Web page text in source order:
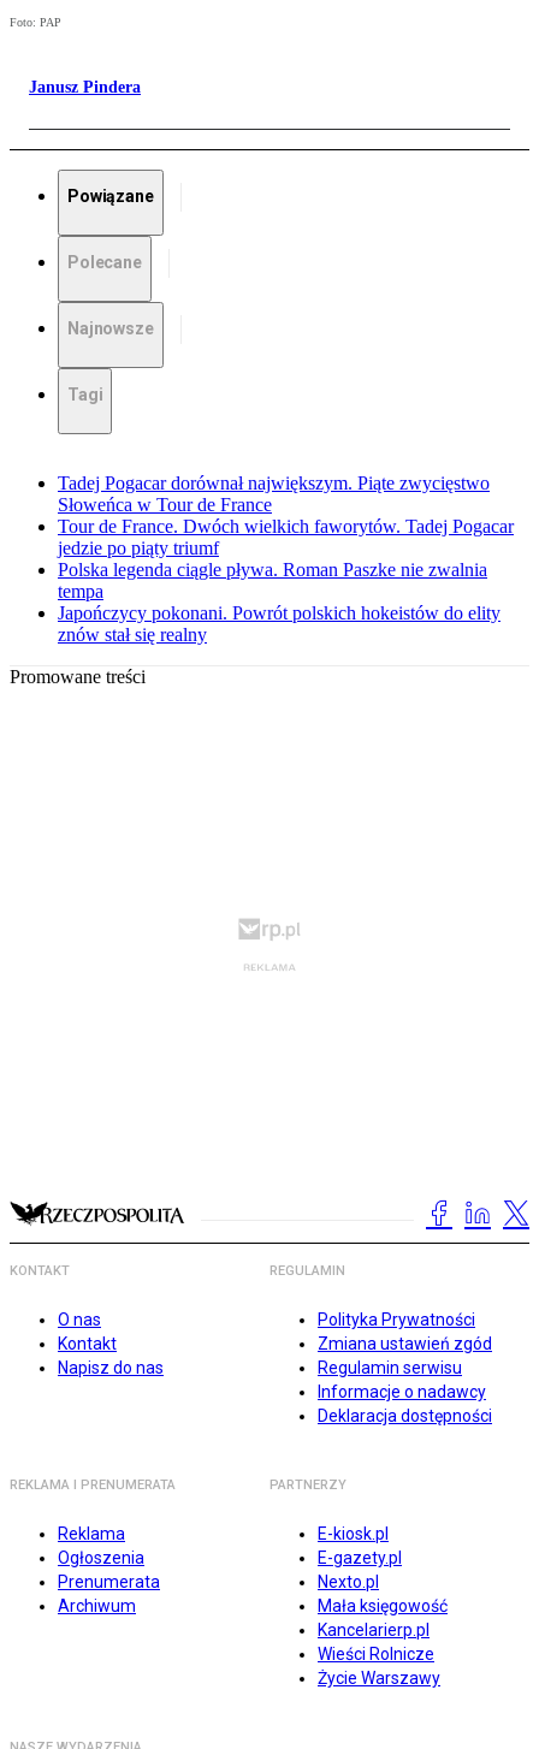
Foto: PAP
Janusz Pindera
Powiązane
Polecane
Najnowsze
Tagi
Tadej Pogacar dorównał największym. Piąte zwycięstwo
Słoweńca w Tour de France
Tour de France. Dwóch wielkich faworytów. Tadej Pogacar
jedzie po piąty triumf
Polska legenda ciągle pływa. Roman Paszke nie zwalnia
tempa
Japończycy pokonani. Powrót polskich hokeistów do elity
znów stał się realny
Promowane treści
KONTAKT
O nas
Kontakt
Napisz do nas
REGULAMIN
Polityka Prywatności
Zmiana ustawień zgód
Regulamin serwisu
Informacje o nadawcy
Deklaracja dostępności
REKLAMA I PRENUMERATA
Reklama
Ogłoszenia
Prenumerata
Archiwum
PARTNERZY
E-kiosk.pl
E-gazety.pl
Nexto.pl
Mała księgowość
Kancelarierp.pl
Wieści Rolnicze
Życie Warszawy